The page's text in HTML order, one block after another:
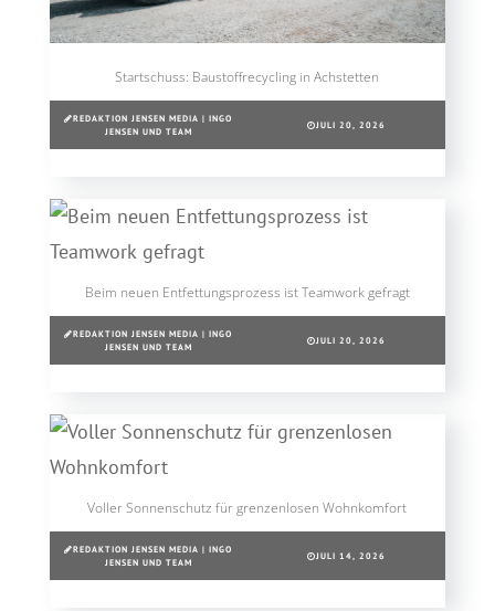
Startschuss: Baustoffrecycling in Achstetten
REDAKTION JENSEN MEDIA | INGO
JENSEN UND TEAM
JULI 20, 2026
Beim neuen Entfettungsprozess ist Teamwork gefragt
REDAKTION JENSEN MEDIA | INGO
JENSEN UND TEAM
JULI 20, 2026
Voller Sonnenschutz für grenzenlosen Wohnkomfort
REDAKTION JENSEN MEDIA | INGO
JENSEN UND TEAM
JULI 14, 2026